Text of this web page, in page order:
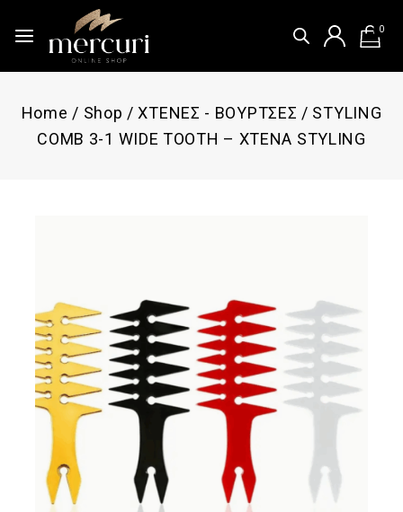
0
Home / Shop / ΧΤΕΝΕΣ - ΒΟΥΡΤΣΕΣ / STYLING
COMB 3-1 WIDE TOOTH – ΧΤΕΝΑ STYLING